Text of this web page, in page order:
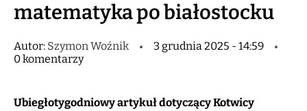
matematyka po białostocku
Autor: Szymon Woźnik
3 grudnia 2025 - 14:59
0 komentarzy
Ubiegłotygodniowy artykuł dotyczący Kotwicy